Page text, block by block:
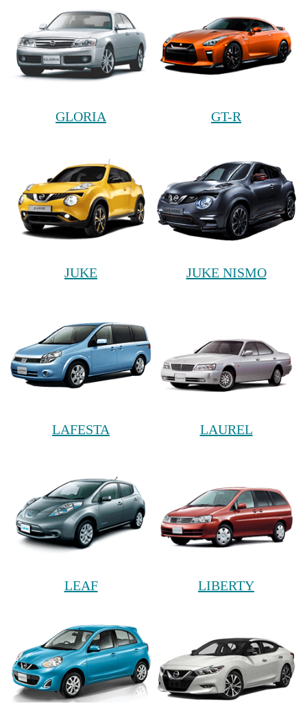
GLORIA GT-R
JUKE JUKE NISMO
LAFESTA LAUREL
LEAF LIBERTY